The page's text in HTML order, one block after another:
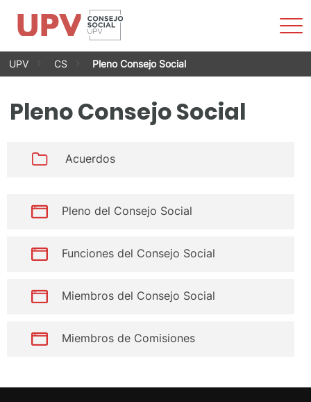
Saltar
UPV CS Pleno Consejo Social
Pleno Consejo Social
Acuerdos
Pleno del Consejo Social
Funciones del Consejo Social
Miembros del Consejo Social
Miembros de Comisiones